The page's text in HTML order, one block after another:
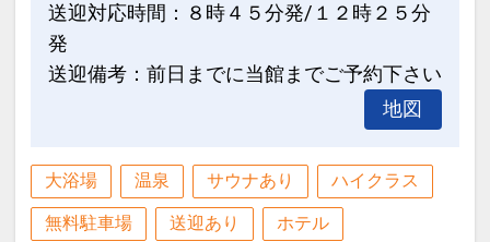
送迎対応時間：８時４５分発/１２時２５分
発
送迎備考：前日までに当館までご予約下さい
地図
大浴場 温泉 サウナあり ハイクラス
無料駐車場 送迎あり ホテル